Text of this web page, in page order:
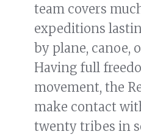
team covers
expeditions
by plane, canoe,
Having full
movement, the
make contact
twenty tribes in